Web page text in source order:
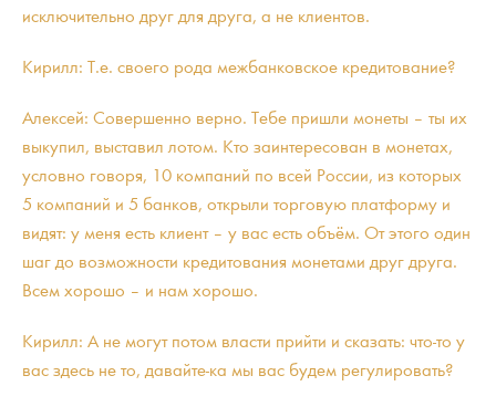
исключительно друг для друга, а не клиентов.
Кирилл: Т.е. своего рода межбанковское кредитование?
Алексей: Совершенно верно. Тебе пришли монеты – ты их
выкупил, выставил лотом. Кто заинтересован в монетах,
условно говоря, 10 компаний по всей России, из которых
5 компаний и 5 банков, открыли торговую платформу и
видят: у меня есть клиент – у вас есть объём. От этого один
шаг до возможности кредитования монетами друг друга.
Всем хорошо – и нам хорошо.
Кирилл: А не могут потом власти прийти и сказать: что-то у
вас здесь не то, давайте-ка мы вас будем регулировать?